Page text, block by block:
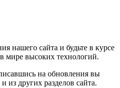
нашего сайта и будьте в курсе
мире высоких технологий.
на обновления вы
из других разделов сайта.